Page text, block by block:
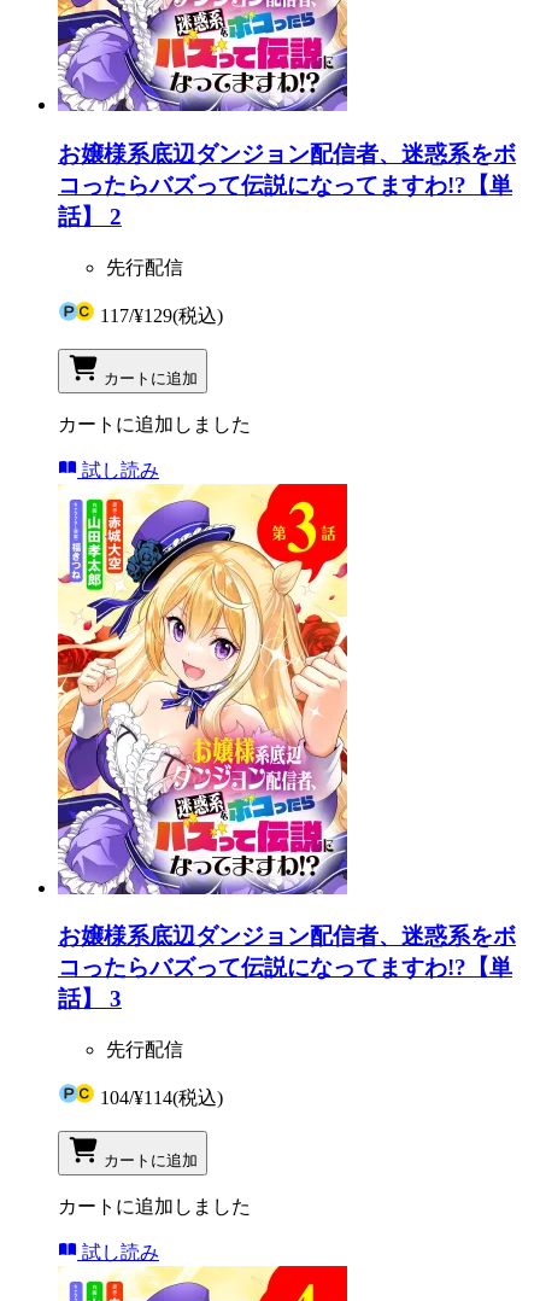
お嬢様系底辺ダンジョン配信者、迷惑系をボ
コったらバズって伝説になってますわ!?【単
話】 2
先行配信
117/¥129(税込)
カートに追加
カートに追加しました
試し読み
お嬢様系底辺ダンジョン配信者、迷惑系をボ
コったらバズって伝説になってますわ!?【単
話】 3
先行配信
104/¥114(税込)
カートに追加
カートに追加しました
試し読み